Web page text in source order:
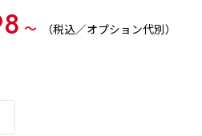
〜 （税込／オプション代別）
）［ +298円 ］
作開始いたします。
ト(60x150)
女性の目線を意識したい
ト(150x60)
女性の目線を意識したい
チチ
右） （上と左右）
にチチ）
上2つ
のぼり旗の四辺すべてを
補強縫製します
カットされます